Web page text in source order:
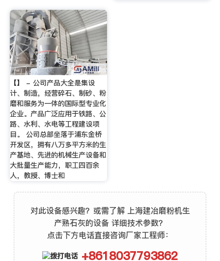
【】 - 公司产品大全是集设
计、制造，经营碎石、制砂、粉
磨和服务为一体的国际型专业化
企业。产品广泛应用于铁路、公
路、水利、水电等工程建设项
目。 公司总部坐落于浦东金桥
开发区，拥有八万多平方米的生
产基地、先进的机械生产设备和
大批量生产能力，职工四百余
人，教授、博士和
对此设备感兴趣？或需了解 上海建冶磨粉机生
产熟石灰的设备 详细技术参数？
点击下方电话直接咨询厂家工程师：
+8618037793862